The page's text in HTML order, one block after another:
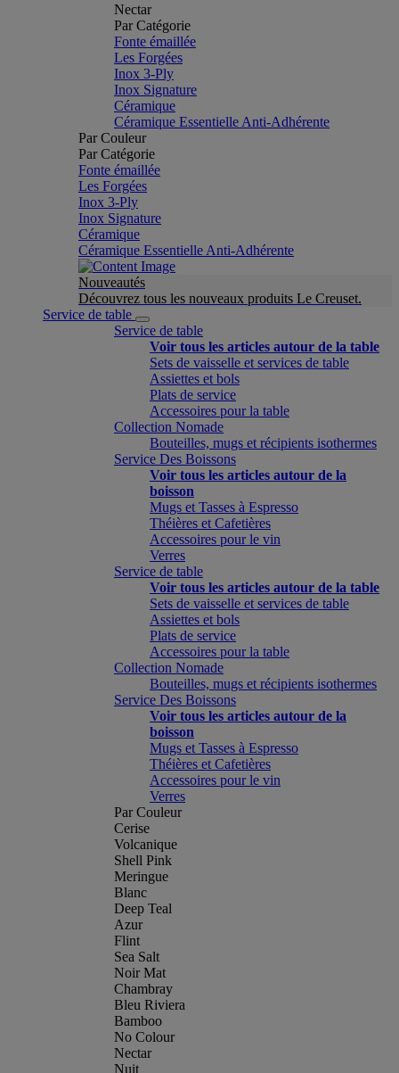
Nectar
Par Catégorie
Fonte émaillée
Les Forgées
Inox 3-Ply
Inox Signature
Céramique
Céramique Essentielle Anti-Adhérente
Par Couleur
Par Catégorie
Fonte émaillée
Les Forgées
Inox 3-Ply
Inox Signature
Céramique
Céramique Essentielle Anti-Adhérente
Nouveautés
Découvrez tous les nouveaux produits Le Creuset.
Service de table
Service de table
Voir tous les articles autour de la table
Sets de vaisselle et services de table
Assiettes et bols
Plats de service
Accessoires pour la table
Collection Nomade
Bouteilles, mugs et récipients isothermes
Service Des Boissons
Voir tous les articles autour de la
boisson
Mugs et Tasses à Espresso
Théières et Cafetières
Accessoires pour le vin
Verres
Service de table
Voir tous les articles autour de la table
Sets de vaisselle et services de table
Assiettes et bols
Plats de service
Accessoires pour la table
Collection Nomade
Bouteilles, mugs et récipients isothermes
Service Des Boissons
Voir tous les articles autour de la
boisson
Mugs et Tasses à Espresso
Théières et Cafetières
Accessoires pour le vin
Verres
Par Couleur
Cerise
Volcanique
Shell Pink
Meringue
Blanc
Deep Teal
Azur
Flint
Sea Salt
Noir Mat
Chambray
Bleu Riviera
Bamboo
No Colour
Nectar
Nuit